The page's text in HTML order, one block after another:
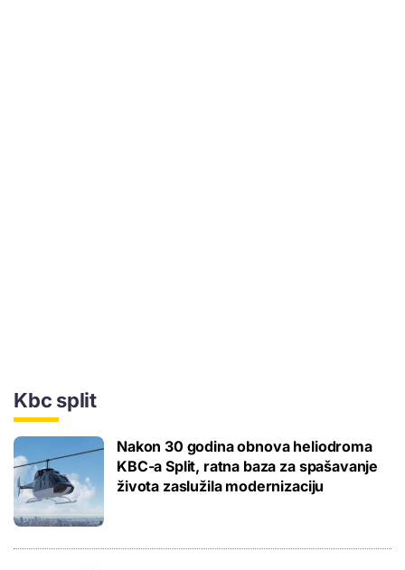
Kbc split
Nakon 30 godina obnova heliodroma
KBC-a Split, ratna baza za spašavanje
života zaslužila modernizaciju